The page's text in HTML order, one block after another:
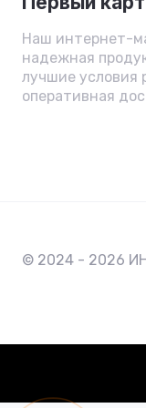
Наш интернет-
надежная
лучшие условия
оперативная
© 2024 - 2026